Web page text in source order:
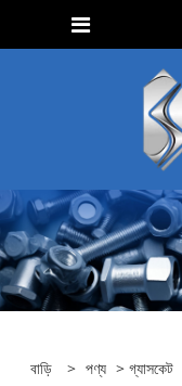
বাড়ি > পণ্য >গ্যাসকেট